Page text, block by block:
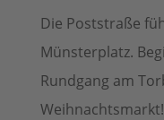
Die Poststraße
Münsterplatz.
Rundgang am
Weihnachtsmarkt!